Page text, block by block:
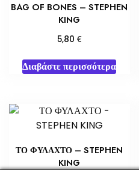
BAG OF BONES – STEPHEN
KING
5,80 €
Διαβάστε περισσότερα
ΤΟ ΦΥΛΑΧΤΟ – STEPHEN
KING